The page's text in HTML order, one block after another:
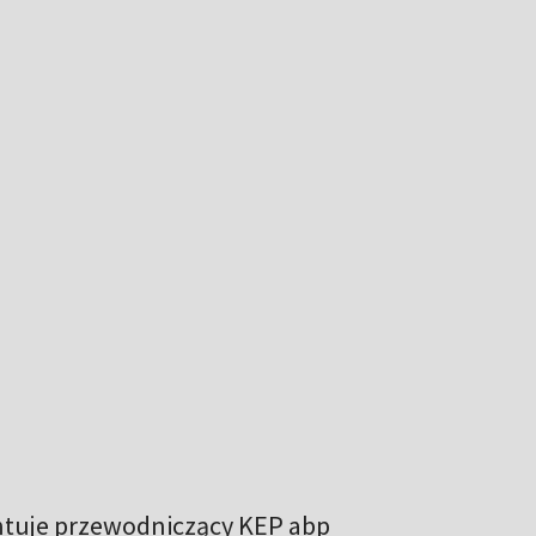
przewodniczący KEP abp